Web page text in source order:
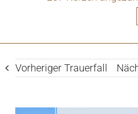
Vorheriger Trauerfall